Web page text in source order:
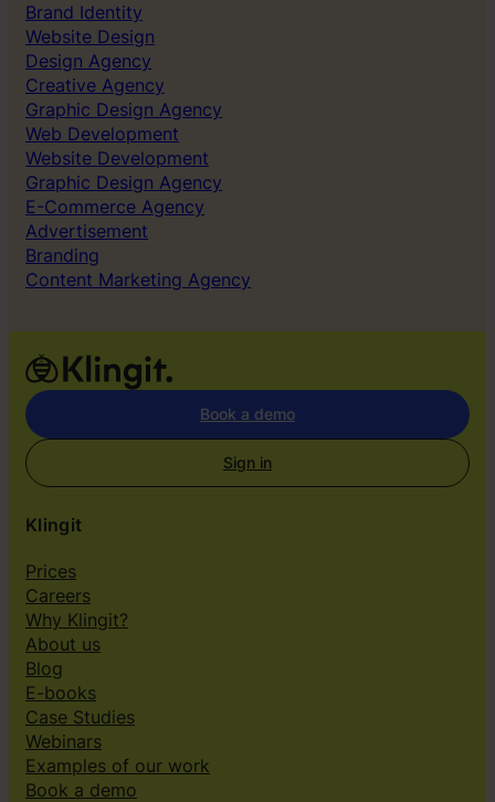
Brand Identity
Website Design
Design Agency
Creative Agency
Graphic Design Agency
Web Development
Website Development
Graphic Design Agency
E-Commerce Agency
Advertisement
Branding
Content Marketing Agency
Book a demo
Sign in
Klingit
Prices
Careers
Why Klingit?
About us
Blog
E-books
Case Studies
Webinars
Examples of our work
Book a demo